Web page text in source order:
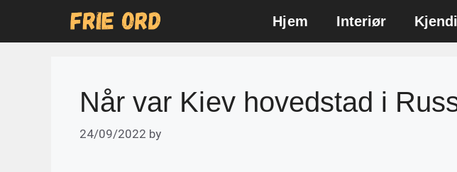
Hjem Interiør
Når var Kiev hovedstad i
24/09/2022 by